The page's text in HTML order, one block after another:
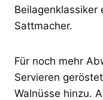
Beilagenklassiker
Sattmacher.
Für noch mehr
Servieren
Walnüsse hinzu.